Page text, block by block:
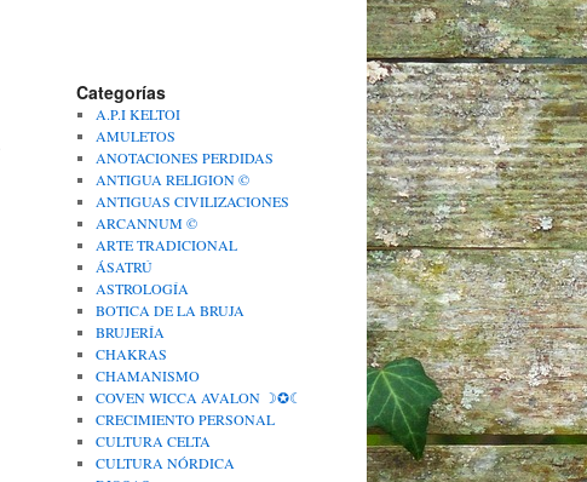
Categorías
A.P.I KELTOI
AMULETOS
ANOTACIONES PERDIDAS
ANTIGUA RELIGION ©
ANTIGUAS CIVILIZACIONES
ARCANNUM ©
ARTE TRADICIONAL
ÁSATRÚ
ASTROLOGÍA
BOTICA DE LA BRUJA
BRUJERÍA
CHAKRAS
CHAMANISMO
COVEN WICCA AVALON ☽✪☾
CRECIMIENTO PERSONAL
CULTURA CELTA
CULTURA NÓRDICA